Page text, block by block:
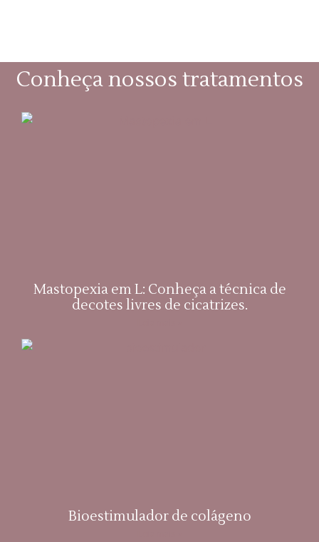
Conheça nossos tratamentos
Mastopexia em L: Conheça a técnica de
decotes livres de cicatrizes.
Bioestimulador de colágeno